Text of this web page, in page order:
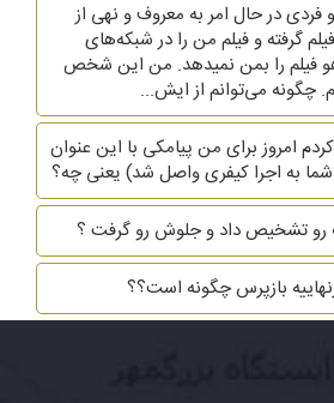
در حال امر به معروف و نهی از
گرفته و فیلم من را در شبکه‌های
فیلم را بمن نمیدهد. من این شخص
چگونه می‌توانم از ایش...
امروز برای من پیامکی با این عنوان
به اجرا کیفری واصل شد) یعنی چه؟
رو تشخیص داد و جلوش رو گرفت ؟
بازپرس چگونه است؟؟